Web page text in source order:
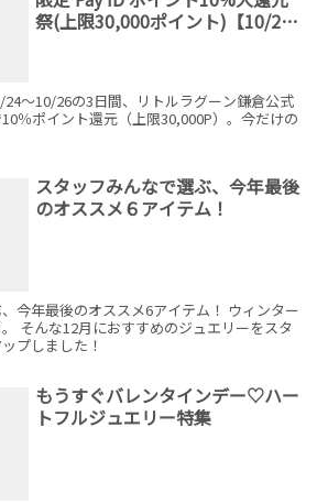
祭(上限30,000ポイント)【10/24
24～10/26の3日間、リトルラグーン鎌倉公式
％ポイント還元（上限30,000P）。今だけの
スタッフみんなで選ぶ、今年最後
のオススメ６アイテム！
今年最後のオススメ6アイテム！ ウィンター
そんな12月におすすめのジュエリーをスタ
プしました！
もうすぐバレンタインデー♡ハー
トフルジュエリー特集